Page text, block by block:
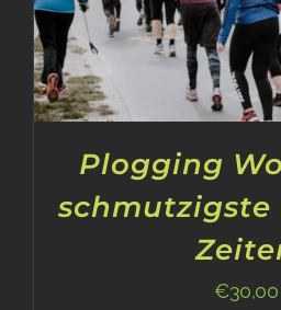
Plogging
€30,00